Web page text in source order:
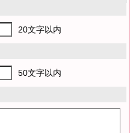
20文字以内
50文字以内